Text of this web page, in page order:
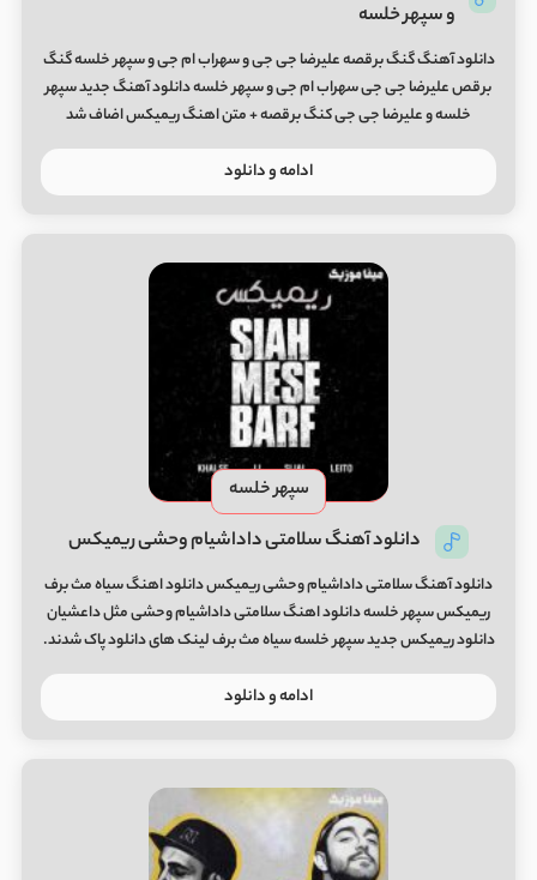
و سپهر خلسه
دانلود آهنگ گنگ برقصه علیرضا جی جی و سهراب ام جی و سپهر خلسه گنگ
برقص علیرضا جی جی سهراب ام جی و سپهر خلسه دانلود آهنگ جدید سپهر
خلسه و علیرضا جی جی کنگ برقصه + متن اهنگ ریمیکس اضاف شد
ادامه و دانلود
سپهر خلسه
دانلود آهنگ سلامتی داداشیام وحشی ریمیکس
دانلود آهنگ سلامتی داداشیام وحشی ریمیکس دانلود اهنگ سیاه مث برف
ریمیکس سپهر خلسه دانلود اهنگ سلامتی داداشیام وحشی مثل داعشیان
دانلود ریمیکس جدید سپهر خلسه سیاه مث برف لینک های دانلود پاک شدند.
ادامه و دانلود